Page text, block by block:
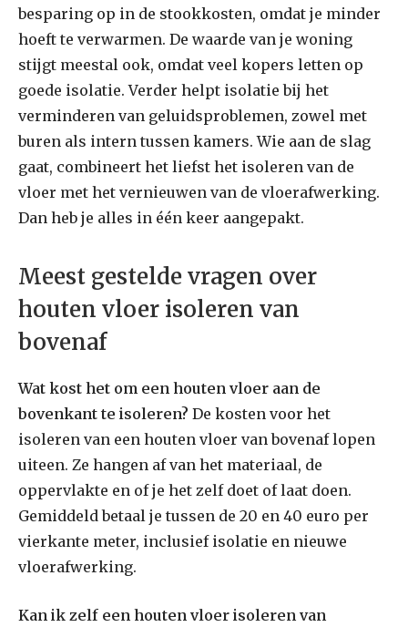
besparing op in de stookkosten, omdat je minder
hoeft te verwarmen. De waarde van je woning
stijgt meestal ook, omdat veel kopers letten op
goede isolatie. Verder helpt isolatie bij het
verminderen van geluidsproblemen, zowel met
buren als intern tussen kamers. Wie aan de slag
gaat, combineert het liefst het isoleren van de
vloer met het vernieuwen van de vloerafwerking.
Dan heb je alles in één keer aangepakt.
Meest gestelde vragen over
houten vloer isoleren van
bovenaf
Wat kost het om een houten vloer aan de
bovenkant te isoleren? De kosten voor het
isoleren van een houten vloer van bovenaf lopen
uiteen. Ze hangen af van het materiaal, de
oppervlakte en of je het zelf doet of laat doen.
Gemiddeld betaal je tussen de 20 en 40 euro per
vierkante meter, inclusief isolatie en nieuwe
vloerafwerking.
Kan ik zelf een houten vloer isoleren van